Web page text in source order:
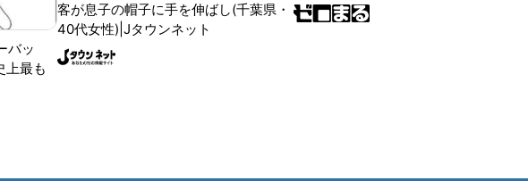
バッ
上最も
客が息子の帽子に手を伸ばし(千葉県・
40代女性)|Jタウンネット